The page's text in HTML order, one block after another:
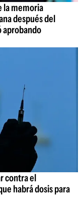
la memoria
después del
aprobando
contra el
habrá dosis para